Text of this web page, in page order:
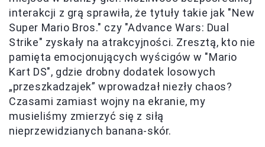
interakcji z grą sprawiła, że tytuły takie jak "New
Super Mario Bros." czy "Advance Wars: Dual
Strike" zyskały na atrakcyjności. Zresztą, kto nie
pamięta emocjonujących wyścigów w "Mario
Kart DS", gdzie drobny dodatek losowych
„przeszkadzajek” wprowadzał niezły chaos?
Czasami zamiast wojny na ekranie, my
musieliśmy zmierzyć się z siłą
nieprzewidzianych banana-skór.